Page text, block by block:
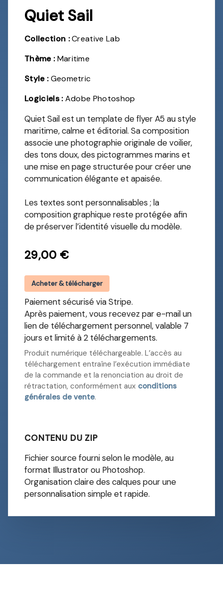
Quiet Sail
Collection :Creative Lab
Thème :Maritime
Style :Geometric
Logiciels :Adobe Photoshop
Quiet Sail est un template de flyer A5 au style
maritime, calme et éditorial. Sa composition
associe une photographie originale de voilier,
des tons doux, des pictogrammes marins et
une mise en page structurée pour créer une
communication élégante et apaisée.
Les textes sont personnalisables ; la
composition graphique reste protégée afin
de préserver l’identité visuelle du modèle.
29,00 €
Acheter & télécharger
Paiement sécurisé via Stripe.
Après paiement, vous recevez par e-mail un
lien de téléchargement personnel, valable 7
jours et limité à 2 téléchargements.
Produit numérique téléchargeable. L’accès au
téléchargement entraîne l’exécution immédiate
de la commande et la renonciation au droit de
rétractation, conformément aux conditions
générales de vente.
CONTENU DU ZIP
Fichier source fourni selon le modèle, au
format Illustrator ou Photoshop.
Organisation claire des calques pour une
personnalisation simple et rapide.